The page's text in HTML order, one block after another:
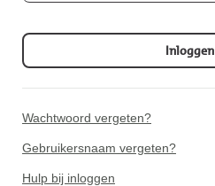
Inloggen
Wachtwoord vergeten?
Gebruikersnaam vergeten?
Hulp bij inloggen